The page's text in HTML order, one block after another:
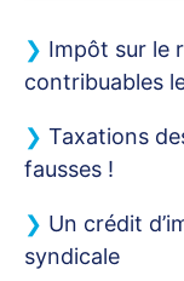
Impôt sur le
contribuables
Taxations
fausses !
Un crédit
syndicale